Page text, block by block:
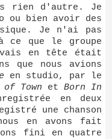
rien d'autre. Je
ou bien avoir des
Je n'ai pas
ce que le groupe
en tête était
que nous avions
en studio, par le
Town et Born In
en deux
une chanson
en avons fait
fini en quatre